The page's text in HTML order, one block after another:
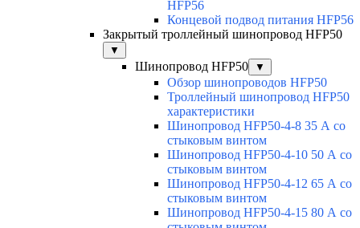
HFP56
Концевой подвод питания HFP56
Закрытый троллейный шинопровод HFP50
▼
Шинопровод HFP50 ▼
Обзор шинопроводов HFP50
Троллейный шинопровод HFP50
характеристики
Шинопровод HFP50-4-8 35 А со
стыковым винтом
Шинопровод HFP50-4-10 50 А со
стыковым винтом
Шинопровод HFP50-4-12 65 А со
стыковым винтом
Шинопровод HFP50-4-15 80 А со